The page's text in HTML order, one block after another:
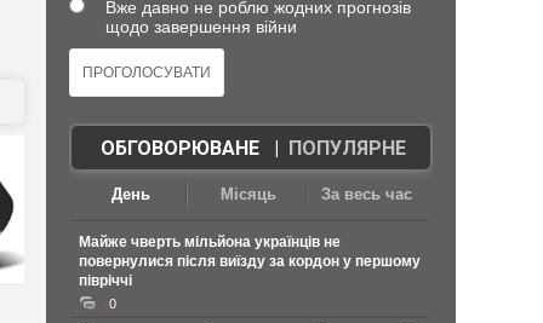
Вже давно не роблю жодних прогнозів
щодо завершення війни
ОБГОВОРЮВАНЕ| ПОПУЛЯРНЕ
День Місяць За весь час
Майже чверть мільйона українців не
повернулися після виїзду за кордон у першому
півріччі
0